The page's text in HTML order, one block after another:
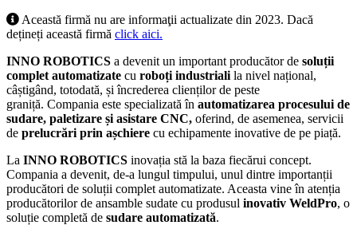
Această firmă nu are informaţii actualizate din 2023. Dacă
dețineți această firmă click aici.
INNO ROBOTICS a devenit un important producător de soluții
complet automatizate cu roboți industriali la nivel național,
câștigând, totodată, și încrederea clienților de peste
graniță. Compania este specializată în automatizarea procesului de
sudare, paletizare și asistare CNC, oferind, de asemenea, servicii
de prelucrări prin așchiere cu echipamente inovative de pe piață.
La INNO ROBOTICS inovația stă la baza fiecărui concept.
Compania a devenit, de-a lungul timpului, unul dintre importanții
producători de soluții complet automatizate. Aceasta vine în atenția
producătorilor de ansamble sudate cu produsul inovativ WeldPro, o
soluție completă de sudare automatizată.